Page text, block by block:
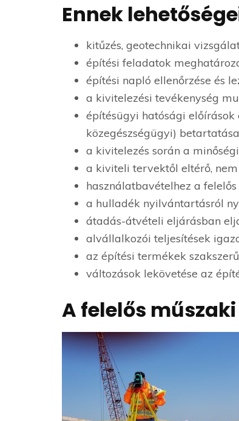
Ennek
kitűzés, geotechnikai
építési feladatok
építési napló ellenőrzése és
a kivitelezési tevékenység
építésügyi hatósági előírások
közegészségügyi) betartatása
a kivitelezés során a
a kiviteli tervektől eltérő,
használatbavételhez a
a hulladék nyilvántartásról
átadás-átvételi eljárásban
alvállalkozói teljesítések
az építési termékek
változások lekövetése az
A felelős